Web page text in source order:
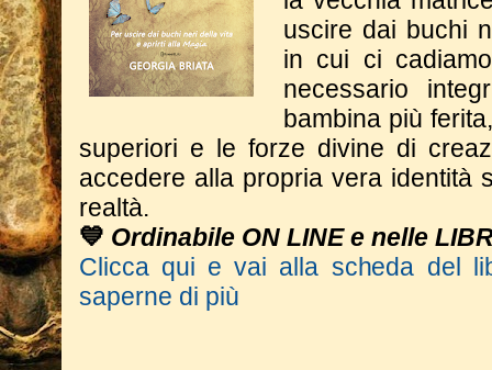
uscire dai buchi
in cui ci
necessario
bambina più
superiori e le forze divine di
accedere alla propria vera identità
realtà.
💙 Ordinabile ON LINE e nelle
Clicca qui e vai alla scheda del
saperne di più